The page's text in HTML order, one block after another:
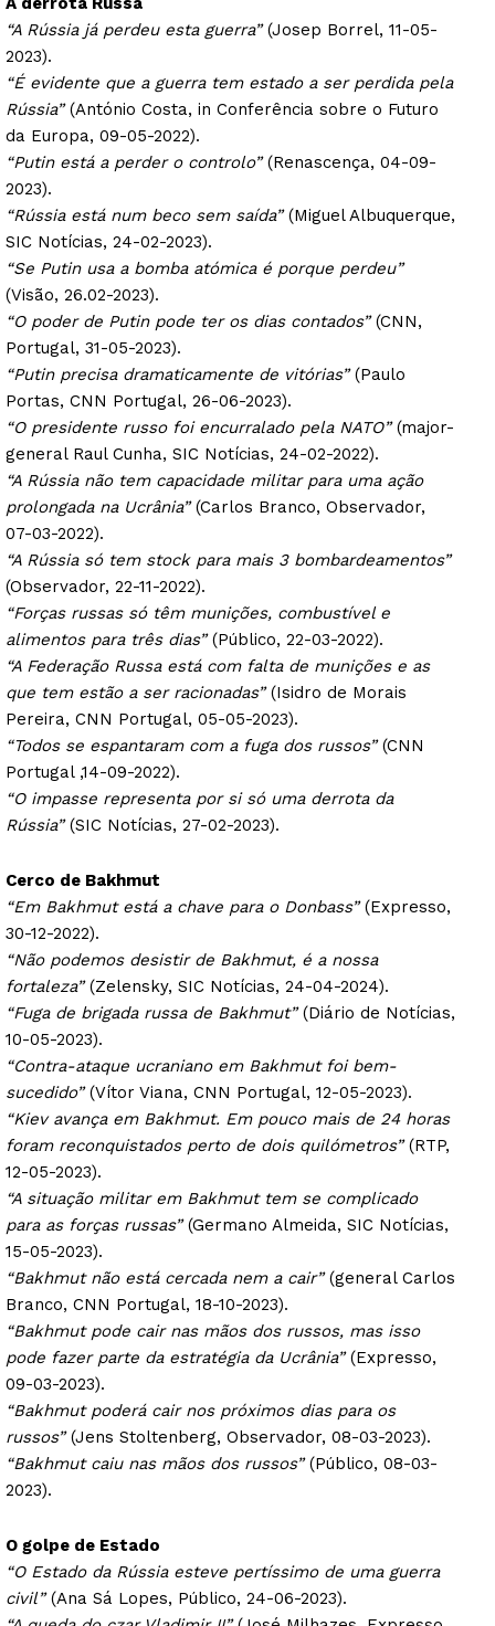
“A Rússia já perdeu esta guerra”(Josep Borrel, 11-05-
2023).
“É evidente que a guerra tem estado a ser perdida pela
Rússia”(António Costa, in Conferência sobre o Futuro
da Europa, 09-05-2022).
“Putin está a perder o controlo”(Renascença, 04-09-
2023).
“Rússia está num beco sem saída”(Miguel Albuquerque,
SIC Notícias, 24-02-2023).
“Se Putin usa a bomba atómica é porque perdeu”
(Visão, 26.02-2023).
“O poder de Putin pode ter os dias contados”(CNN,
Portugal, 31-05-2023).
“Putin precisa dramaticamente de vitórias”(Paulo
Portas, CNN Portugal, 26-06-2023).
“O presidente russo foi encurralado pela NATO”(major-
general Raul Cunha, SIC Notícias, 24-02-2022).
“A Rússia não tem capacidade militar para uma ação
prolongada na Ucrânia”(Carlos Branco, Observador,
07-03-2022).
“A Rússia só tem stock para mais 3 bombardeamentos”
(Observador, 22-11-2022).
“Forças russas só têm munições, combustível e
alimentos para três dias”(Público, 22-03-2022).
“A Federação Russa está com falta de munições e as
que tem estão a ser racionadas”(Isidro de Morais
Pereira, CNN Portugal, 05-05-2023).
“Todos se espantaram com a fuga dos russos”(CNN
Portugal ,14-09-2022).
“O impasse representa por si só uma derrota da
Rússia”(SIC Notícias, 27-02-2023).
Cerco de Bakhmut
“Em Bakhmut está a chave para o Donbass”(Expresso,
30-12-2022).
“Não podemos desistir de Bakhmut, é a nossa
fortaleza”(Zelensky, SIC Notícias, 24-04-2024).
“Fuga de brigada russa de Bakhmut”(Diário de Notícias,
10-05-2023).
“Contra-ataque ucraniano em Bakhmut foi bem-
sucedido”(Vítor Viana, CNN Portugal, 12-05-2023).
“Kiev avança em Bakhmut. Em pouco mais de 24 horas
foram reconquistados perto de dois quilómetros”(RTP,
12-05-2023).
“A situação militar em Bakhmut tem se complicado
para as forças russas”(Germano Almeida, SIC Notícias,
15-05-2023).
“Bakhmut não está cercada nem a cair”(general Carlos
Branco, CNN Portugal, 18-10-2023).
“Bakhmut pode cair nas mãos dos russos, mas isso
pode fazer parte da estratégia da Ucrânia”(Expresso,
09-03-2023).
“Bakhmut poderá cair nos próximos dias para os
russos”(Jens Stoltenberg, Observador, 08-03-2023).
“Bakhmut caiu nas mãos dos russos”(Público, 08-03-
2023).
O golpe de Estado
“O Estado da Rússia esteve pertíssimo de uma guerra
civil”(Ana Sá Lopes, Público, 24-06-2023).